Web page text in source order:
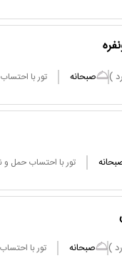
صبحانه تور با
تور با احتساب حمل
صبحانه تور با